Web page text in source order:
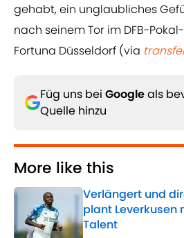
gehabt, ein unglaubliches
nach seinem Tor im DFB-
Fortuna Düsseldorf (via
Füg uns bei Googleals
Quelle hinzu
More like this
Verlängert und
plant
Talent